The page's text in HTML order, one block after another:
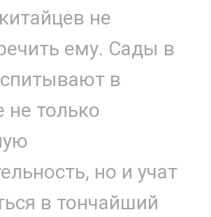
не
ему. Сады в
в
не только
но и учат
в тончайший